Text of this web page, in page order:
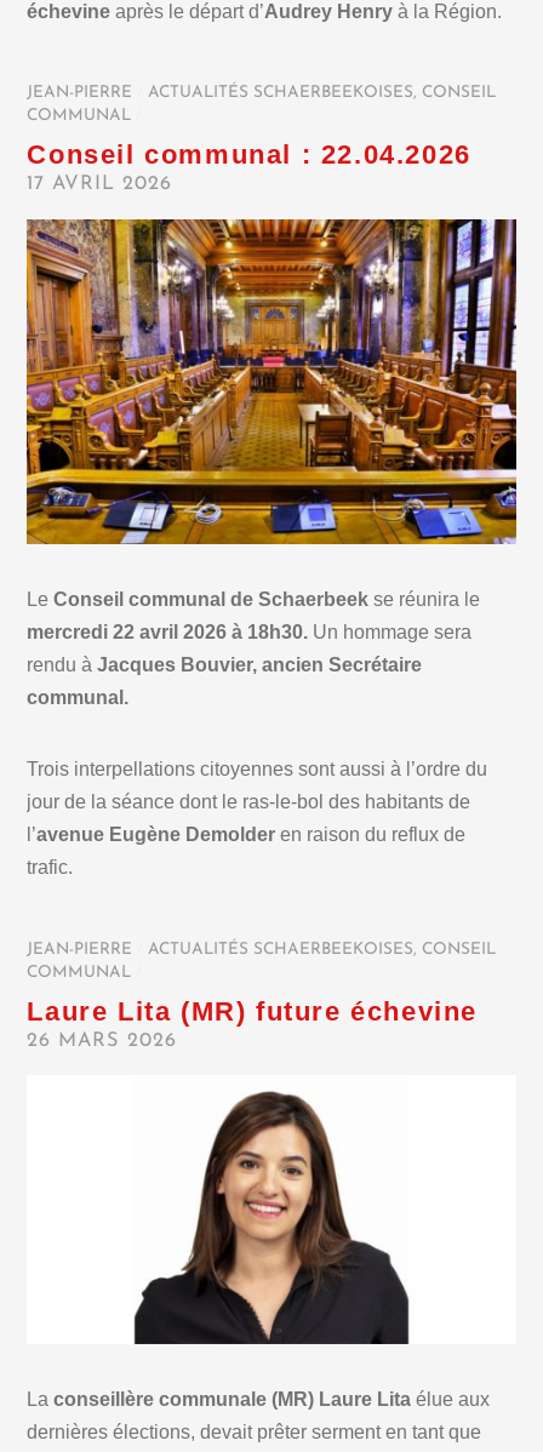
échevine après le départ d’Audrey Henry à la Région.
JEAN-PIERRE ACTUALITÉS SCHAERBEEKOISES, CONSEIL
COMMUNAL
Conseil communal : 22.04.2026
17 AVRIL 2026
LeConseil communal de Schaerbeek se réunira le
mercredi 22 avril 2026 à 18h30. Un hommage sera
rendu àJacques Bouvier, ancien Secrétaire
communal.
Trois interpellations citoyennes sont aussi à l’ordre du
jour de la séance dont le ras-le-bol des habitants de
l’avenue Eugène Demolder en raison du reflux de
trafic.
JEAN-PIERRE ACTUALITÉS SCHAERBEEKOISES, CONSEIL
COMMUNAL
Laure Lita (MR) future échevine
26 MARS 2026
Laconseillère communale (MR) Laure Lita élue aux
dernières élections, devait prêter serment en tant que